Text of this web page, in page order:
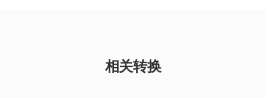
相关转换